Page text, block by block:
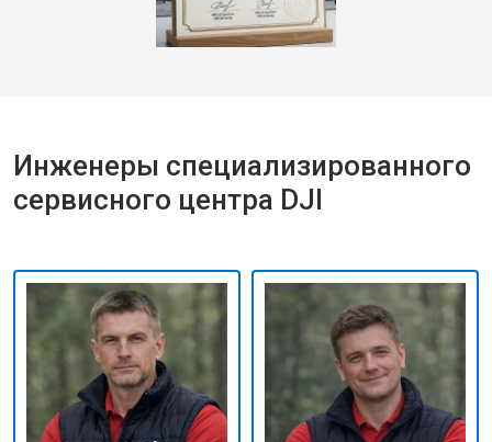
Инженеры специализированного
сервисного центра DJI